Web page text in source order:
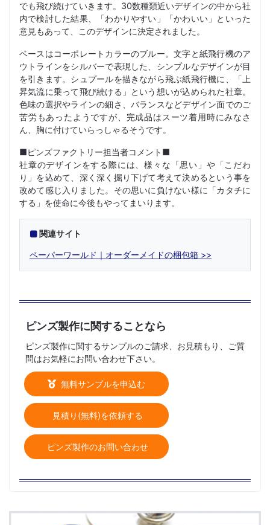
でも飛び続けていきます。30数種類近いデザインの中から社
内で検討した結果、「わかりやすい」「かわいい」といった
意見もあって、このデザインに決定されました。
ベースはコーポレートカラーのブルー。文字と紙飛行機のア
ウトラインをシルバーで表現した、シンプルなデザインが目
を引きます。シュプールを描きながら飛ぶ紙飛行機に、「上
昇気流に乗って飛び続ける」という想いが込められた社章。
色味の選択やラインの細さ、バランスなどデザイン面でのご
苦労もあったようですが、完成品はスーツ着用時にみなさ
ん、胸に付けていらっしゃるそうです。
■ピンズファクトリー担当者コメント■
社章のデザインをする際には、様々な「思い」や「こだわ
り」を込めて、深く深く掘り下げて考えて決めるという事を
改めて感じ入りました。その思いに負けない様に「カタチに
する」を使命に今後もやってまいります。
関連サイト
ペーパーワールド｜オーダーメイドの梱包箱
ピンズ製作に関することなら
ピンズ製作に関するサンプルのご請求、お見積もり、ご質
問はお気軽にお問い合わせ下さい。
無料サンプルを申込む
見積り(無料)を依頼する
ピンズ製作のお問い合わせ